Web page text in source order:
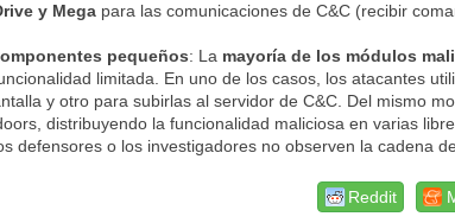
y Mega para las comunicaciones de C&C (recibir
pequeños: La mayoría de los módulos
limitada. En uno de los casos, los atacantes
y otro para subirlas al servidor de C&C. Del mismo
distribuyendo la funcionalidad maliciosa en varias
defensores o los investigadores no observen la cadena
Reddit